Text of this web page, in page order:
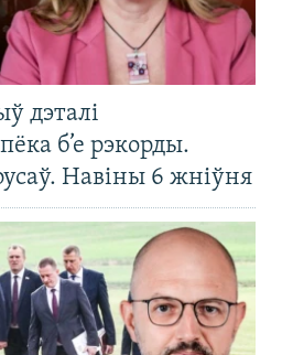
дэталі
б’е рэкорды.
Навіны 6 жніўня